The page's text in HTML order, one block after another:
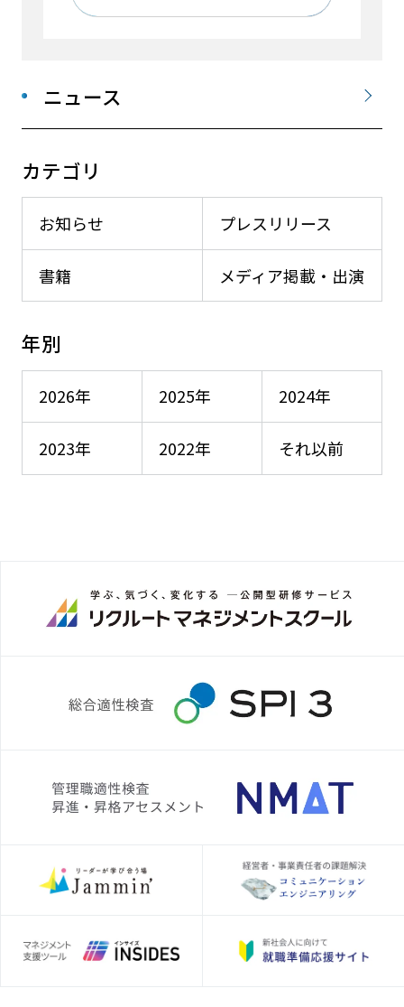
ニュース
カテゴリ
お知らせ プレスリリース
メディア掲載・出演
書籍
年別
2026年 2025年 2024年
2023年 2022年 それ以前